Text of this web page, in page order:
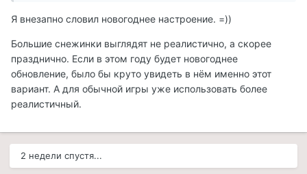
Я внезапно словил новогоднее настроение. =))
Большие снежинки выглядят не реалистично, а скорее
празднично. Если в этом году будет новогоднее
обновление, было бы круто увидеть в нём именно этот
вариант. А для обычной игры уже использовать более
реалистичный.
2 недели спустя...